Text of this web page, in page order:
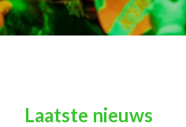
Laatste nieuws